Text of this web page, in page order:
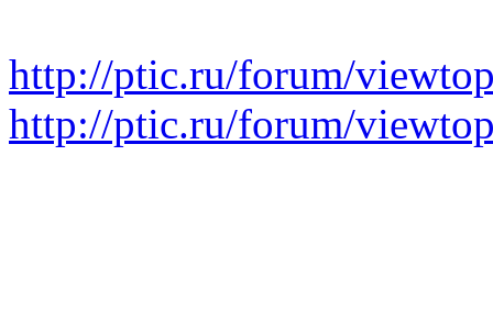
http://ptic.ru/forum/
http://ptic.ru/forum/